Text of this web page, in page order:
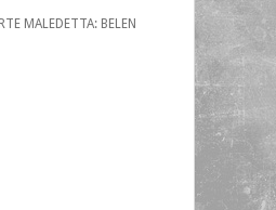
MALEDETTA: BELEN